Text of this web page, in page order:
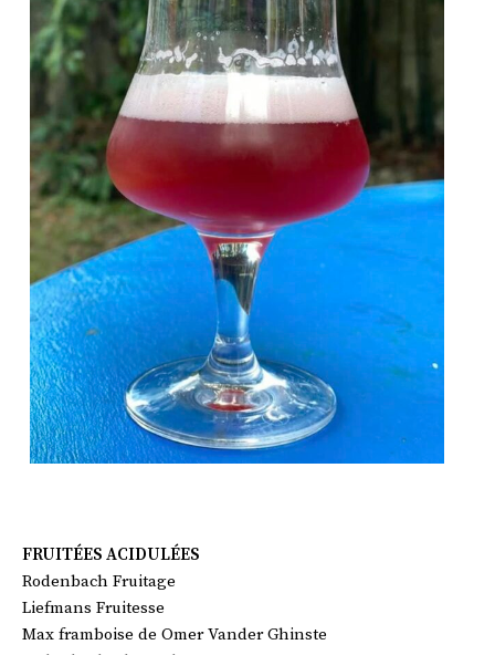
FRUITÉES ACIDULÉES
Rodenbach Fruitage
Liefmans Fruitesse
Max framboise de Omer Vander Ghinste